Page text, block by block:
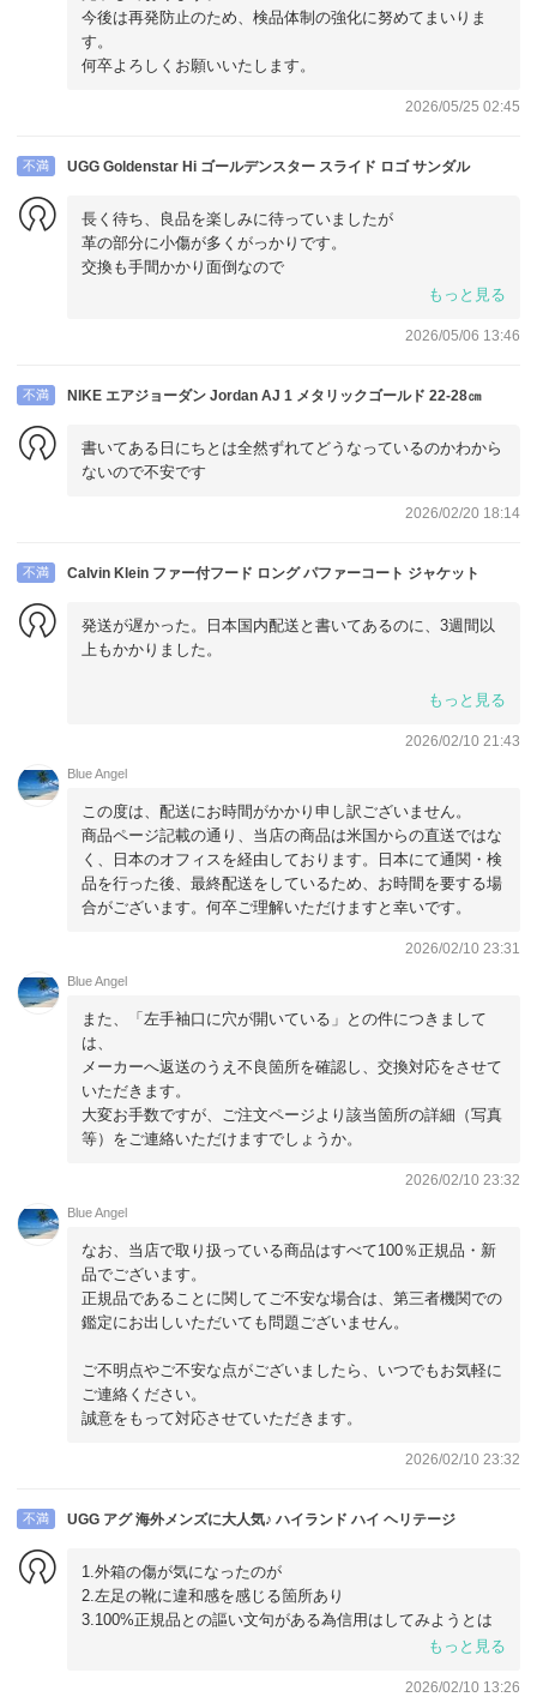
今後は再発防止のため、検品体制の強化に努めてまいりま
す。
何卒よろしくお願いいたします。
2026/05/25 02:45
不満 UGG Goldenstar Hi ゴールデンスター スライド ロゴ サンダル
長く待ち、良品を楽しみに待っていましたが
革の部分に小傷が多くがっかりです。
交換も手間かかり面倒なので
もっと見る
2026/05/06 13:46
不満 NIKE エアジョーダン Jordan AJ 1 メタリックゴールド 22-28㎝
書いてある日にちとは全然ずれてどうなっているのかわから
ないので不安です
2026/02/20 18:14
不満 Calvin Klein ファー付フード ロング パファーコート ジャケット
発送が遅かった。日本国内配送と書いてあるのに、3週間以
上もかかりました。
左手袖口穴が開いてる、新品のはずですね、中古ですか？
もっと見る
2026/02/10 21:43
Blue Angel
この度は、配送にお時間がかかり申し訳ございません。
商品ページ記載の通り、当店の商品は米国からの直送ではな
く、日本のオフィスを経由しております。日本にて通関・検
品を行った後、最終配送をしているため、お時間を要する場
合がございます。何卒ご理解いただけますと幸いです。
2026/02/10 23:31
Blue Angel
また、「左手袖口に穴が開いている」との件につきまして
は、
メーカーへ返送のうえ不良箇所を確認し、交換対応をさせて
いただきます。
大変お手数ですが、ご注文ページより該当箇所の詳細（写真
等）をご連絡いただけますでしょうか。
2026/02/10 23:32
Blue Angel
なお、当店で取り扱っている商品はすべて100％正規品・新
品でございます。
正規品であることに関してご不安な場合は、第三者機関での
鑑定にお出しいただいても問題ございません。
ご不明点やご不安な点がございましたら、いつでもお気軽に
ご連絡ください。
誠意をもって対応させていただきます。
2026/02/10 23:32
不満 UGG アグ 海外メンズに大人気♪ ハイランド ハイ ヘリテージ
1.外箱の傷が気になったのが
2.左足の靴に違和感を感じる箇所あり
3.100%正規品との謳い文句がある為信用はしてみようとは
思いますが「ん？」と感じたのが正直なところです。もっと見る
2026/02/10 13:26